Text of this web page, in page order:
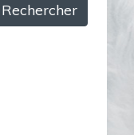
Rechercher